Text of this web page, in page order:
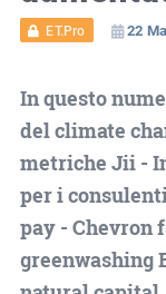
ET.Pro 22
In questo
del climate
metriche Jii -
per i consulenti
pay - Chevron
greenwashing